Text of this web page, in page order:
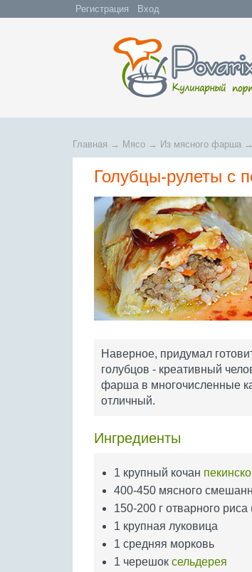
Регистрация Вход
Главная → Мясо → Из мясного фарша →
Голубцы-рулеты с
Наверное, придумал
голубцов - креативный
фарша в многочисленные
отличный.
Ингредиенты
1 крупный кочан
400-450 мясного
150-200 г отварного
1 крупная луковица
1 средняя морковь
1 черешок сельдерея